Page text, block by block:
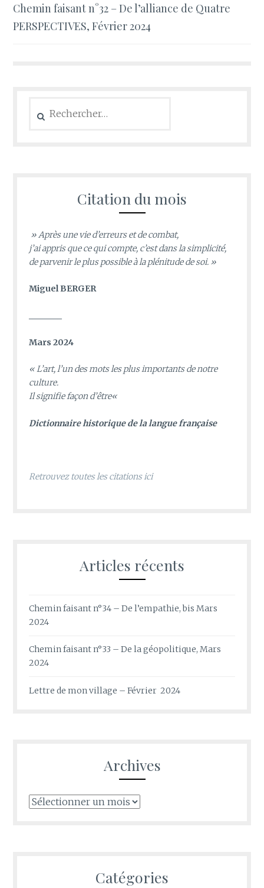
de
Chemin faisant n°32 – De l’alliance de Quatre
PERSPECTIVES, Février 2024
Citation du mois
» Après une vie d’erreurs et de combat,
j’ai appris que ce qui compte, c’est dans la simplicité,
de parvenir le plus possible à la plénitude de soi. »
Miguel BERGER
Mars 2024
«L’art, l’un des mots les plus importants de notre
culture.
Il signifie façon d’être«
Dictionnaire historique de la langue française
Retrouvez toutes les citations ici
Articles récents
Chemin faisant n°34 – De l’empathie, bis Mars
2024
Chemin faisant n°33 – De la géopolitique, Mars
2024
Lettre de mon village – Février 2024
Archives
Archives
Catégories